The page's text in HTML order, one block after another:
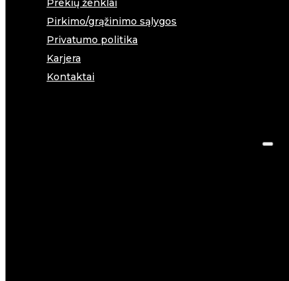
Prekių ženklai
Pirkimo/grąžinimo sąlygos
Privatumo politika
Karjera
Kontaktai